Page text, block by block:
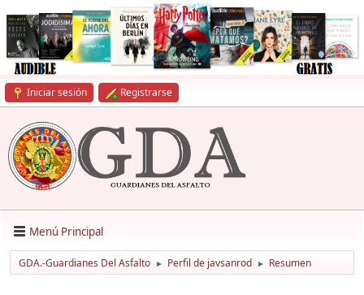
Iniciar sesión Registrarse
Menú Principal
GDA.-Guardianes Del Asfalto ► Perfil de javsanrod ► Resumen